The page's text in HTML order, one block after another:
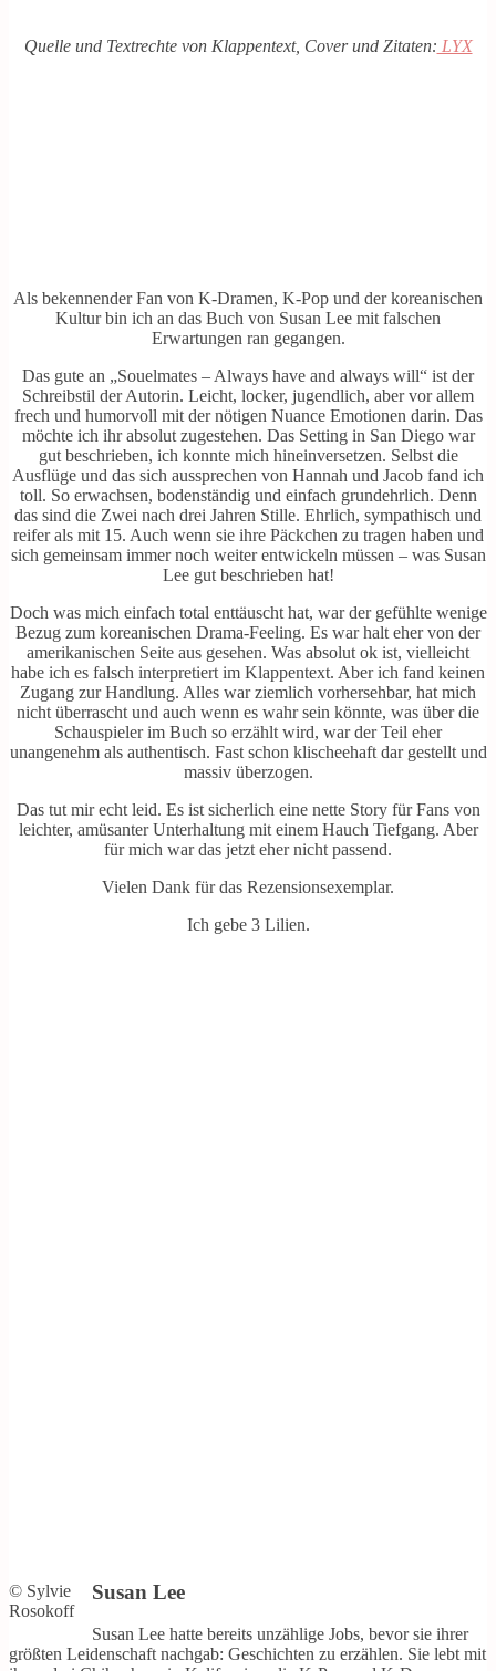
Quelle und Textrechte von Klappentext, Cover und Zitaten: LYX
Als bekennender Fan von K-Dramen, K-Pop und der koreanischen
Kultur bin ich an das Buch von Susan Lee mit falschen
Erwartungen ran gegangen.
Das gute an „Souelmates – Always have and always will“ ist der
Schreibstil der Autorin. Leicht, locker, jugendlich, aber vor allem
frech und humorvoll mit der nötigen Nuance Emotionen darin. Das
möchte ich ihr absolut zugestehen. Das Setting in San Diego war
gut beschrieben, ich konnte mich hineinversetzen. Selbst die
Ausflüge und das sich aussprechen von Hannah und Jacob fand ich
toll. So erwachsen, bodenständig und einfach grundehrlich. Denn
das sind die Zwei nach drei Jahren Stille. Ehrlich, sympathisch und
reifer als mit 15. Auch wenn sie ihre Päckchen zu tragen haben und
sich gemeinsam immer noch weiter entwickeln müssen – was Susan
Lee gut beschrieben hat!
Doch was mich einfach total enttäuscht hat, war der gefühlte wenige
Bezug zum koreanischen Drama-Feeling. Es war halt eher von der
amerikanischen Seite aus gesehen. Was absolut ok ist, vielleicht
habe ich es falsch interpretiert im Klappentext. Aber ich fand keinen
Zugang zur Handlung. Alles war ziemlich vorhersehbar, hat mich
nicht überrascht und auch wenn es wahr sein könnte, was über die
Schauspieler im Buch so erzählt wird, war der Teil eher
unangenehm als authentisch. Fast schon klischeehaft dar gestellt und
massiv überzogen.
Das tut mir echt leid. Es ist sicherlich eine nette Story für Fans von
leichter, amüsanter Unterhaltung mit einem Hauch Tiefgang. Aber
für mich war das jetzt eher nicht passend.
Vielen Dank für das Rezensionsexemplar.
Ich gebe 3 Lilien.
© Sylvie
Rosokoff
Susan Lee
Susan Lee hatte bereits unzählige Jobs, bevor sie ihrer
größten Leidenschaft nachgab: Geschichten zu erzählen. Sie lebt mit